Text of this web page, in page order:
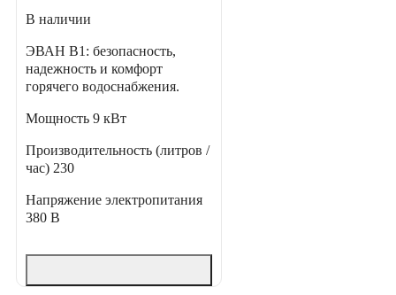
В наличии
ЭВАН В1: безопасность,
надежность и комфорт
горячего водоснабжения.
Мощность 9 кВт
Производительность (литров /
час) 230
Напряжение электропитания
380 В